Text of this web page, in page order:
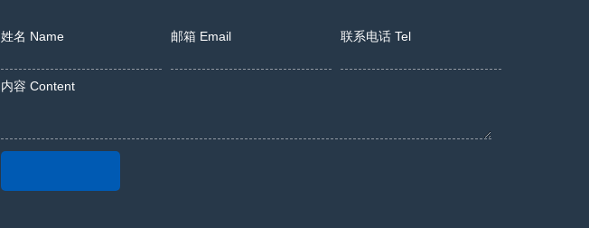
姓名 Name 邮箱 Email 联系电话 Tel
内容 Content